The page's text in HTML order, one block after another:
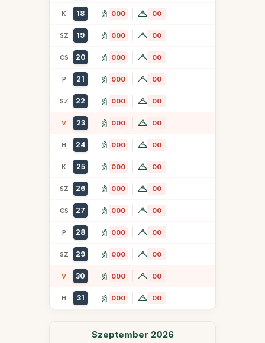
K 18 000 00
SZ 19 000 00
CS 20 000 00
P 21 000 00
SZ 22 000 00
V 23 000 00
H 24 000 00
K 25 000 00
SZ 26 000 00
CS 27 000 00
P 28 000 00
SZ 29 000 00
V 30 000 00
H 31 000 00
Szeptember 2026